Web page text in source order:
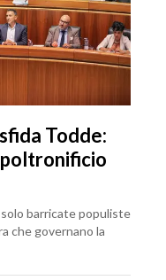
Todde:
solo barricate populiste
che governano la